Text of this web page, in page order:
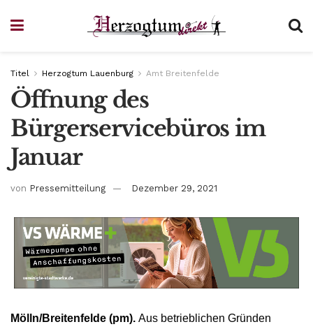
Titel Herzogtum Lauenburg Amt Breitenfelde
Öffnung des
Bürgerservicebüros im
Januar
von Pressemitteilung Dezember 29, 2021
Mölln/Breitenfelde (pm). Aus betrieblichen Gründen